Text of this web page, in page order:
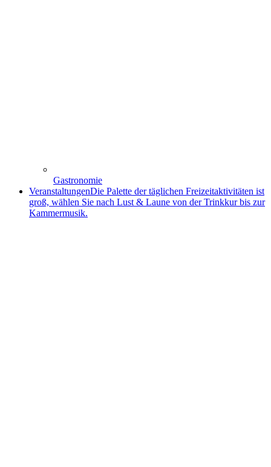
Gastronomie
VeranstaltungenDie Palette der täglichen Freizeitaktivitäten ist
groß, wählen Sie nach Lust & Laune von der Trinkkur bis zur
Kammermusik.